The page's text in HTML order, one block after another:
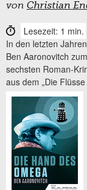
von Christian
Lesezeit: 1 min.
In den letzten
Ben Aaronovitch
sechsten Roman-
aus dem „Die